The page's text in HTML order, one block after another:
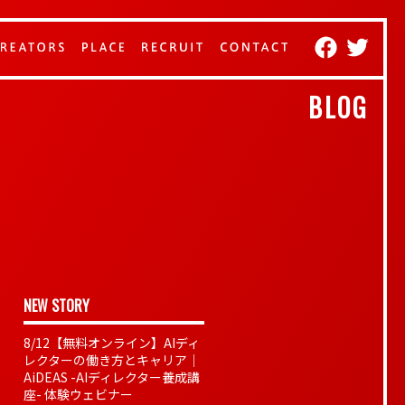
BLOG
NEW STORY
8/12【無料オンライン】AIディ
レクターの働き方とキャリア｜
AiDEAS -AIディレクター養成講
座- 体験ウェビナー